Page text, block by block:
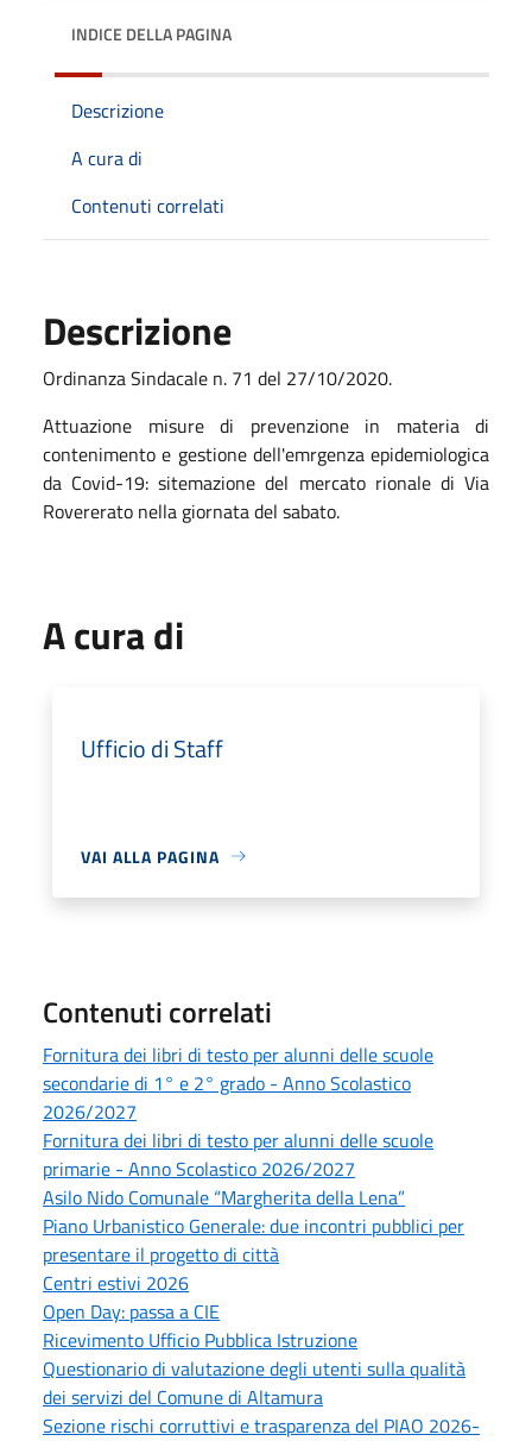
INDICE DELLA PAGINA
Descrizione
A cura di
Contenuti correlati
Descrizione
Ordinanza Sindacale n. 71 del 27/10/2020.
Attuazione misure di prevenzione in materia di
contenimento e gestione dell'emrgenza epidemiologica
da Covid-19: sitemazione del mercato rionale di Via
Rovererato nella giornata del sabato.
A cura di
Ufficio di Staff
VAI ALLA PAGINA
Contenuti correlati
Fornitura dei libri di testo per alunni delle scuole
secondarie di 1° e 2° grado - Anno Scolastico
2026/2027
Fornitura dei libri di testo per alunni delle scuole
primarie - Anno Scolastico 2026/2027
Asilo Nido Comunale “Margherita della Lena”
Piano Urbanistico Generale: due incontri pubblici per
presentare il progetto di città
Centri estivi 2026
Open Day: passa a CIE
Ricevimento Ufficio Pubblica Istruzione
Questionario di valutazione degli utenti sulla qualità
dei servizi del Comune di Altamura
Sezione rischi corruttivi e trasparenza del PIAO 2026-